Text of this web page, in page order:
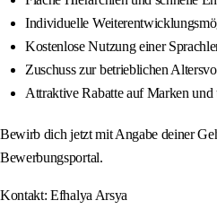
Individuelle
Kostenlose Nutzung einer
Zuschuss zur betrieblichen
Attraktive Rabatte auf Marken und
Bewirb dich jetzt mit Angabe deiner
Bewerbungsportal.
Kontakt: Efhalya Arsya